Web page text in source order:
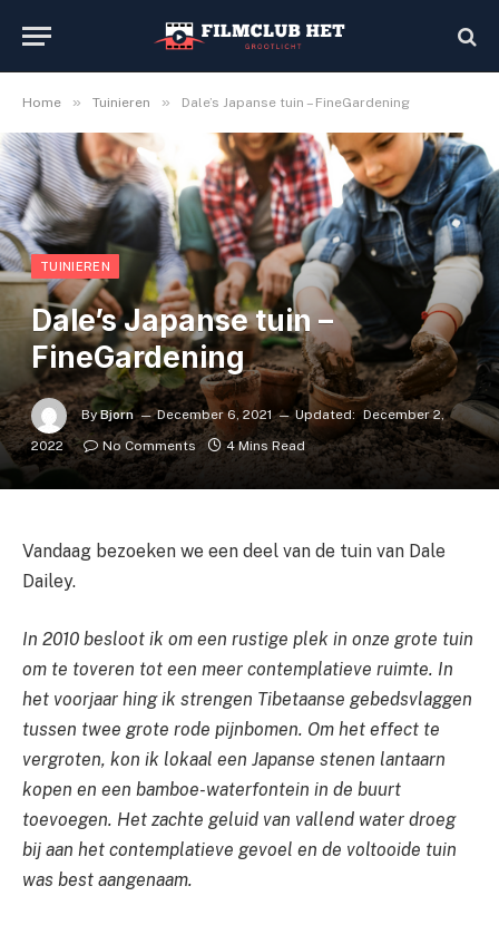
Home » Tuinieren » Dale’s Japanse tuin – FineGardening
TUINIEREN
Dale’s Japanse tuin –
FineGardening
By Bjorn December 6, 2021 Updated: December 2,
2022
No Comments 4 Mins Read
Vandaag bezoeken we een deel van de tuin van Dale
Dailey.
In 2010 besloot ik om een ​​rustige plek in onze grote tuin
om te toveren tot een meer contemplatieve ruimte. In
het voorjaar hing ik strengen Tibetaanse gebedsvlaggen
tussen twee grote rode pijnbomen. Om het effect te
vergroten, kon ik lokaal een Japanse stenen lantaarn
kopen en een bamboe-waterfontein in de buurt
toevoegen. Het zachte geluid van vallend water droeg
bij aan het contemplatieve gevoel en de voltooide tuin
was best aangenaam.